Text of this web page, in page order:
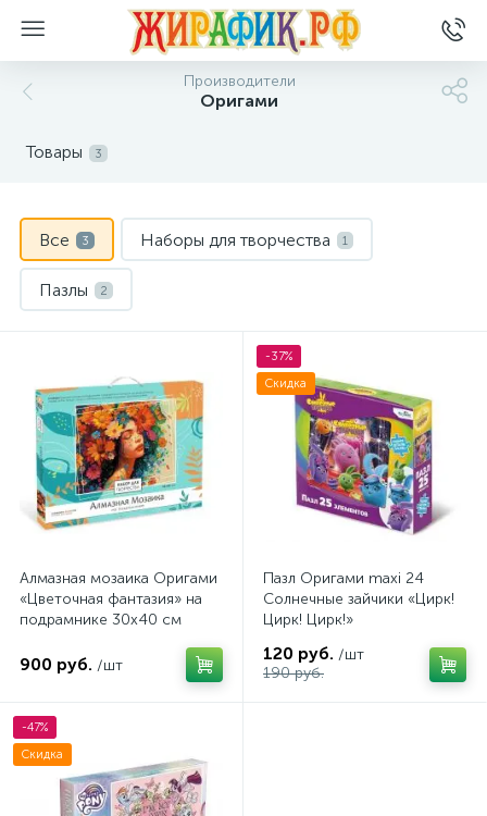
Производители
Оригами
Товары 3
Все 3 Наборы для творчества 1
Пазлы 2
Алмазная мозаика Оригами
«Цветочная фантазия» на
подрамнике 30х40 см
900 руб. /шт
-37%
Скидка
Пазл Оригами maxi 24
Солнечные зайчики «Цирк!
Цирк! Цирк!»
120 руб. /шт
190 руб.
-47%
Скидка